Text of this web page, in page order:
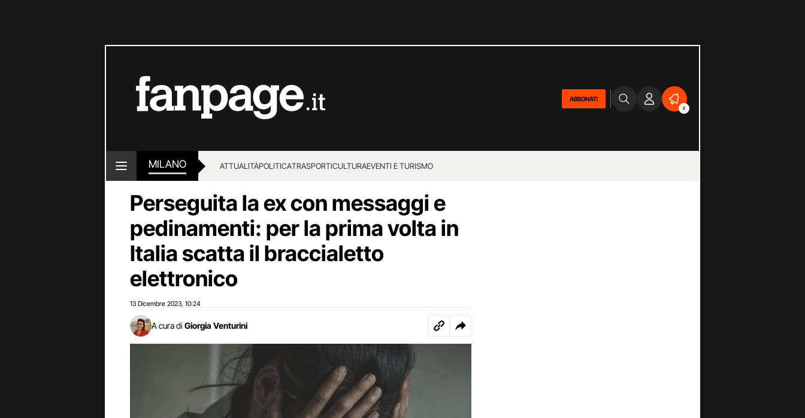
ABBONATI
2
MILANO ATTUALITÀPOLITICATRASPORTICULTURAEVENTI E TURISMO
Perseguita la ex con messaggi e
pedinamenti: per la prima volta in
Italia scatta il braccialetto
elettronico
13 Dicembre 2023 10:24
A cura di Giorgia Venturini